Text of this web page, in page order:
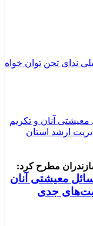
ندای تجن توان خواه
مطرح کرد:
معیشتی آنان
جدی